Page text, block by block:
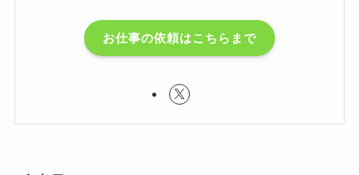
お仕事の依頼はこちらまで